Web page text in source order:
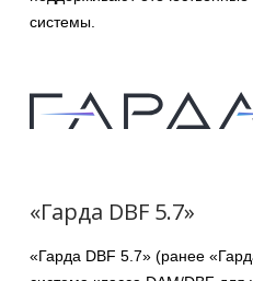
системы.
«Гарда DBF 5.7»
«Гарда DBF 5.7» (ранее